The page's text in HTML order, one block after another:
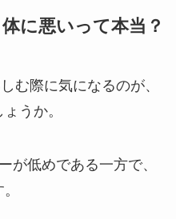
に悪いって本当？
む際に気になるのが、
うか。
が低めである一方で、